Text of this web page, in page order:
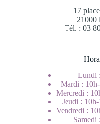
17
21000
Tél. : 03
Lundi
Mardi :
Mercredi :
Jeudi :
Vendredi :
Samedi